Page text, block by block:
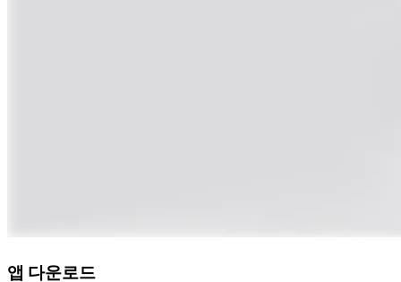
앱 다운로드